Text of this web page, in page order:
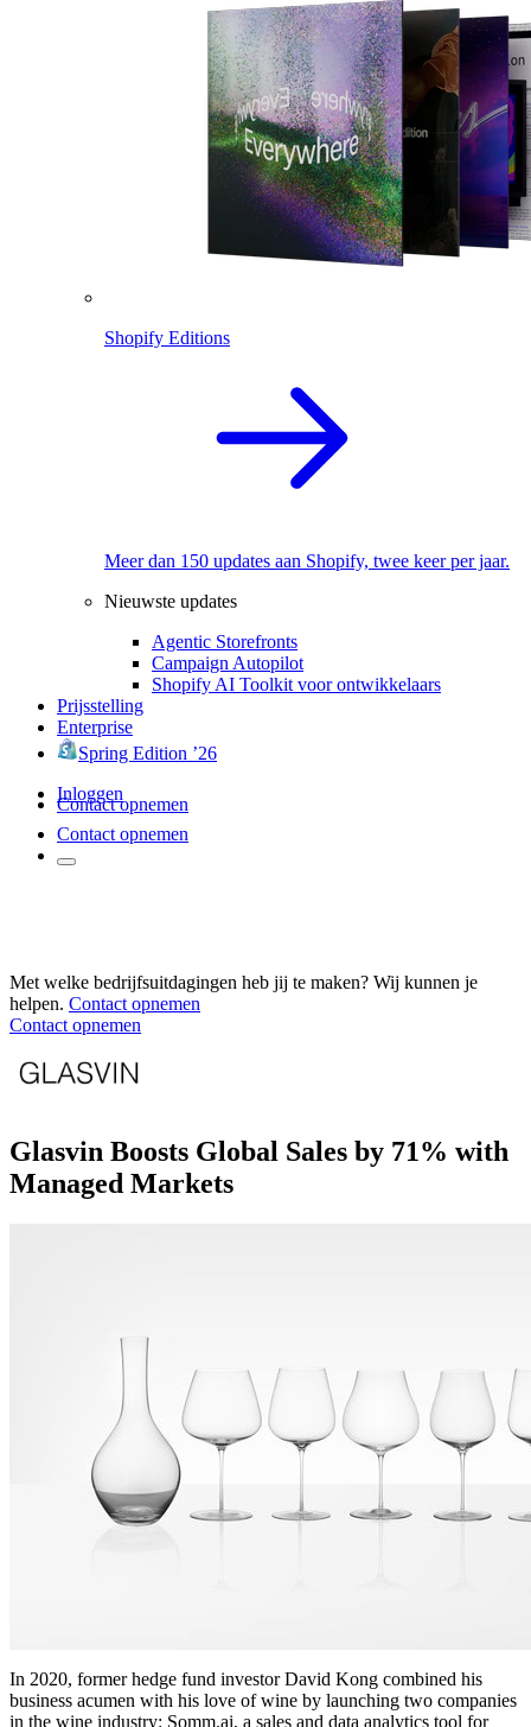
Shopify Editions
Meer dan 150 updates aan Shopify, twee keer per jaar.
Nieuwste updates
Agentic Storefronts
Campaign Autopilot
Shopify AI Toolkit voor ontwikkelaars
Prijsstelling
Enterprise
Spring Edition ’26
Inloggen
Contact opnemen
Contact opnemen
Met welke bedrijfsuitdagingen heb jij te maken? Wij kunnen je
helpen. Contact opnemen
Contact opnemen
Glasvin Boosts Global Sales by 71% with
Managed Markets
In 2020, former hedge fund investor David Kong combined his
business acumen with his love of wine by launching two companies
in the wine industry: Somm.ai, a sales and data analytics tool for